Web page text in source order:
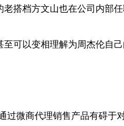
档方文山也在公司内部任
可以变相理解为周杰伦自己
微商代理销售产品有碍于